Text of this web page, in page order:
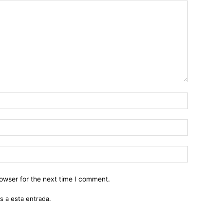
for the next time I comment.
a esta entrada.